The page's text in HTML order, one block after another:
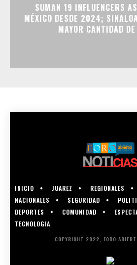
SUMAN 19 INFLUENCERS
MÉXICO DESDE 2024;
MAYOR CANTIDAD
INICIO JUAREZ REGIONALES
NACIONALES
SEGURIDAD
DEPORTES
COMUNIDAD
TECNOLOGIA
COPYRIGHT 2022, FORO